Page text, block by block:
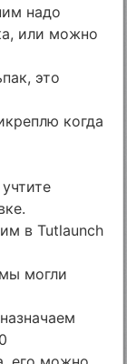
надо
или можно
это
когда
в Tutlaunch
могли